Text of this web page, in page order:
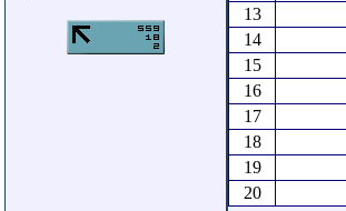
13
14
15
16
17
18
19
20